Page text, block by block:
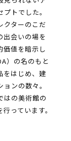
トでした。
クターのこだ
出会いの場を
価値を暗示し
）の名のもと
をはじめ、建
ンの数々。
はの美術館の
っています。